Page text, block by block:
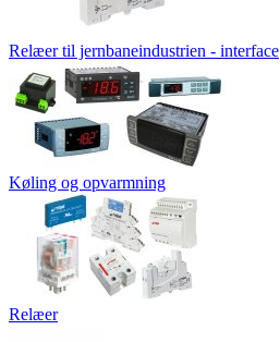
Relæer til jernbaneindustrien - interface
Køling og opvarmning
Relæer